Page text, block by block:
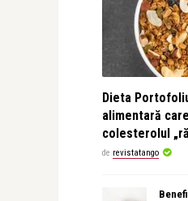
Dieta
alimentară
colesterolul
de revistatango